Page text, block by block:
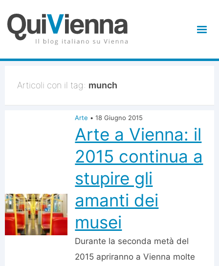
Articoli con il tag: munch
Arte • 18 Giugno 2015
Arte a Vienna: il
2015 continua a
stupire gli
amanti dei
musei
Durante la seconda metà del
2015 apriranno a Vienna molte